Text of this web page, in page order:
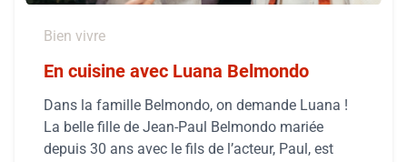
Bien vivre
En cuisine avec Luana Belmondo
Dans la famille Belmondo, on demande Luana !
La belle fille de Jean-Paul Belmondo mariée
depuis 30 ans avec le fils de l’acteur, Paul, est